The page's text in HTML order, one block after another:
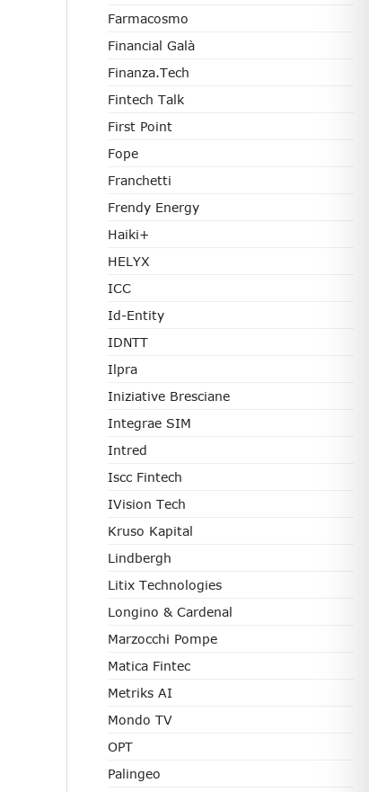
Farmacosmo
Financial Galà
Finanza.tech
Fintech Talk
First Point
Fope
Franchetti
Frendy Energy
Haiki+
HELYX
ICC
Id-Entity
IDNTT
Ilpra
Iniziative Bresciane
Integrae SIM
Intred
Iscc Fintech
IVision Tech
Kruso Kapital
Lindbergh
Litix Technologies
Longino & Cardenal
Marzocchi Pompe
Matica Fintec
Metriks AI
Mondo TV
OPT
Palingeo